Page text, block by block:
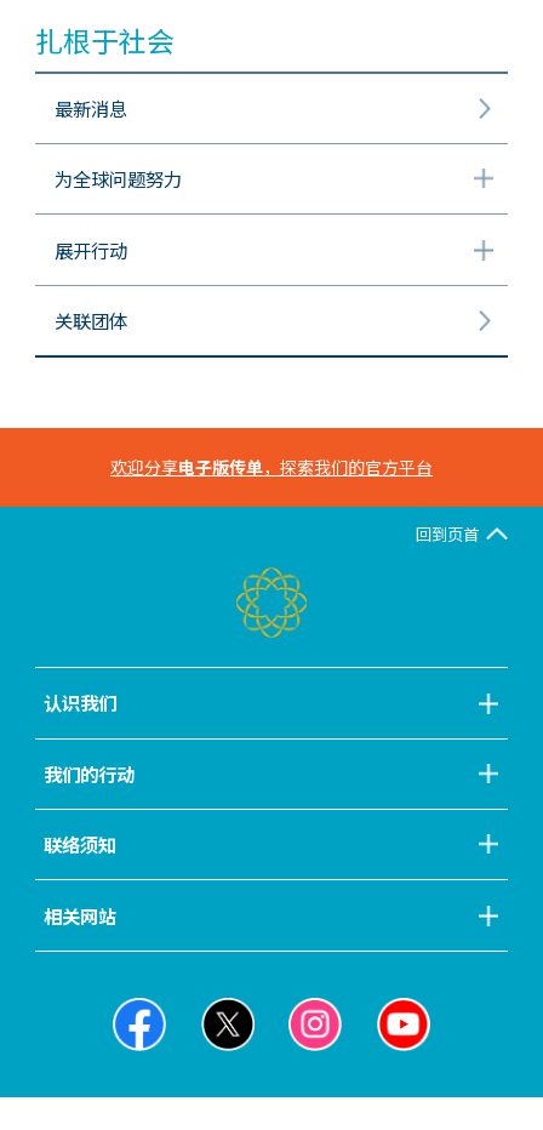
扎根于社会
最新消息
为全球问题努力
展开行动
关联团体
欢迎分享电子版传单，探索我们的官方平台
回到页首
认识我们
我们的行动
联络须知
相关网站